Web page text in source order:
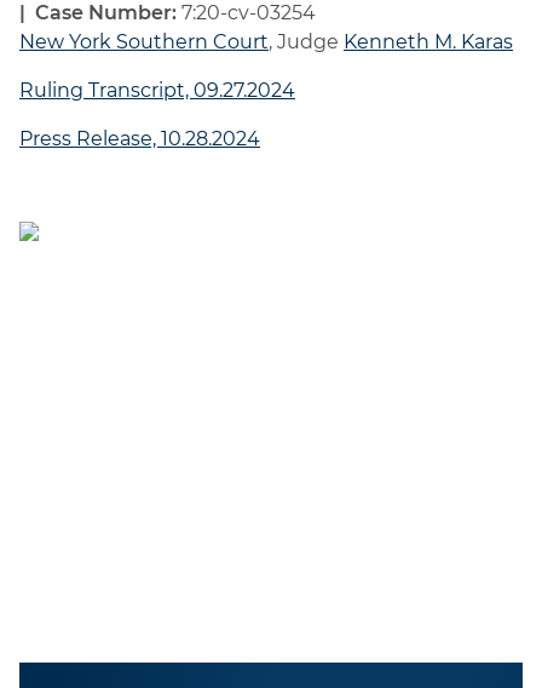
| Case Number: 7:20-cv-03254
New York Southern Court, Judge Kenneth M. Karas
Ruling Transcript, 09.27.2024
Press Release, 10.28.2024